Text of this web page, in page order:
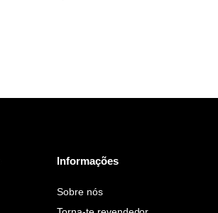
Informações
Sobre nós